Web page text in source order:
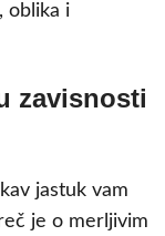
oblika i
zavisnosti
jastuk vam
je o merljivim